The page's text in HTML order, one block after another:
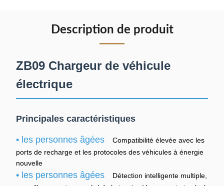
Description de produit
ZB09 Chargeur de véhicule
électrique
Principales caractéristiques
• les personnes âgées
Compatibilité élevée avec les
ports de recharge et les protocoles des véhicules à énergie
nouvelle
• les personnes âgées
Détection intelligente multiple,